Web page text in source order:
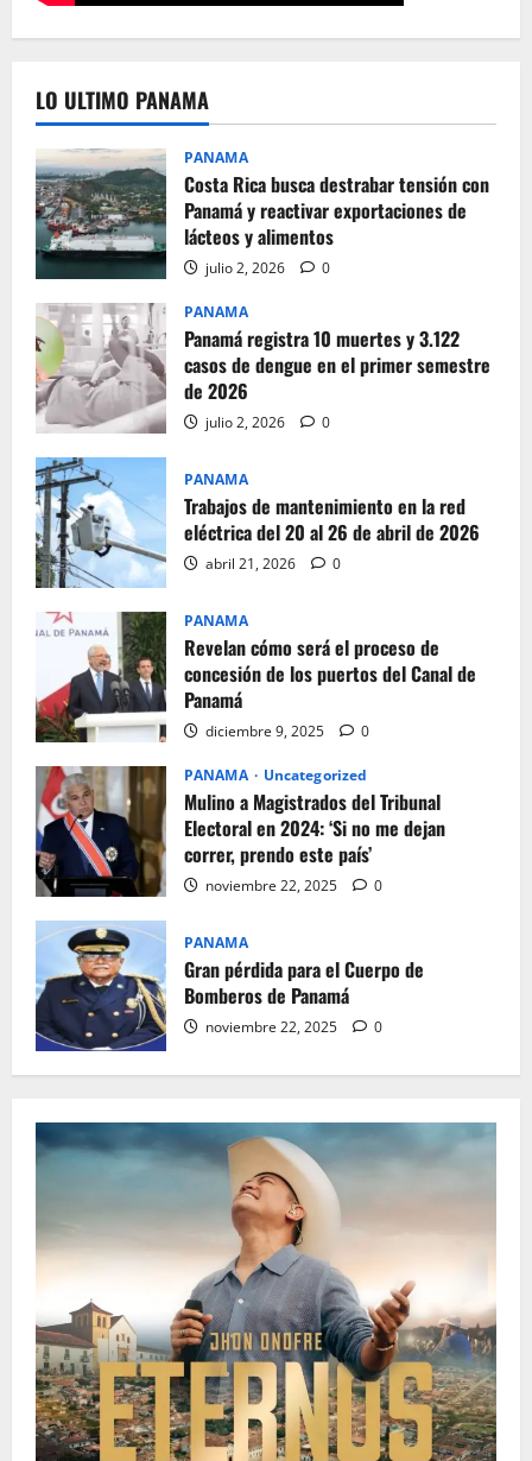
LO ULTIMO PANAMA
PANAMA
Costa Rica busca destrabar tensión con
Panamá y reactivar exportaciones de
lácteos y alimentos
julio 2, 2026 0
PANAMA
Panamá registra 10 muertes y 3.122
casos de dengue en el primer semestre
de 2026
julio 2, 2026 0
PANAMA
Trabajos de mantenimiento en la red
eléctrica del 20 al 26 de abril de 2026
abril 21, 2026 0
PANAMA
Revelan cómo será el proceso de
concesión de los puertos del Canal de
Panamá
diciembre 9, 2025 0
PANAMA Uncategorized
Mulino a Magistrados del Tribunal
Electoral en 2024: ‘Si no me dejan
correr, prendo este país’
noviembre 22, 2025 0
PANAMA
Gran pérdida para el Cuerpo de
Bomberos de Panamá
noviembre 22, 2025 0